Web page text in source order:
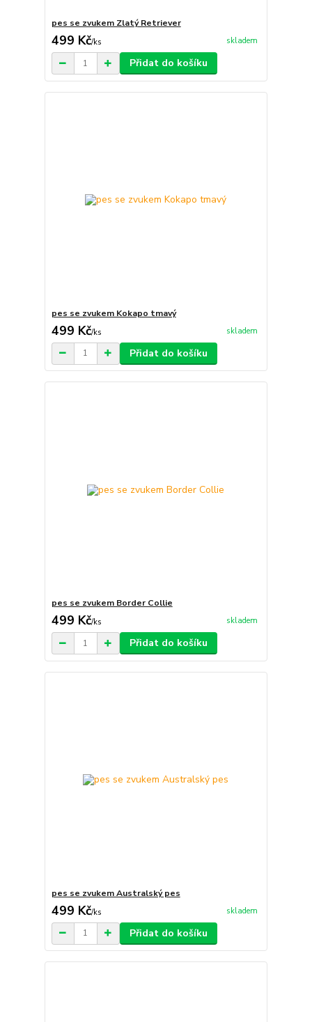
pes se zvukem Zlatý Retriever
499 Kč/ks skladem
Přidat do košíku
pes se zvukem Kokapo tmavý
499 Kč/ks skladem
Přidat do košíku
pes se zvukem Border Collie
499 Kč/ks skladem
Přidat do košíku
pes se zvukem Australský pes
499 Kč/ks skladem
Přidat do košíku